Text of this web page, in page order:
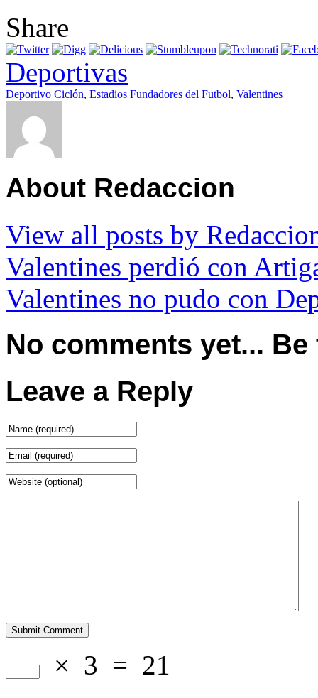
Share
Deportivas
Deportivo Ciclón, Estadios Fundadores del Futbol, Valentines
About Redaccion
View all posts by
Valentines perdió con
Valentines no pudo con
No comments yet...
Leave a Reply
× 3 = 21